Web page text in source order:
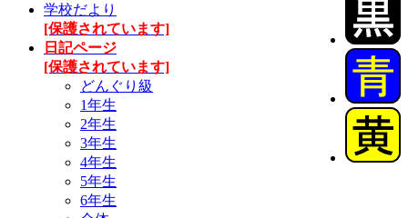
学校だより
[保護されています]
日記ページ
[保護されています]
どんぐり級
1年生
2年生
3年生
4年生
5年生
6年生